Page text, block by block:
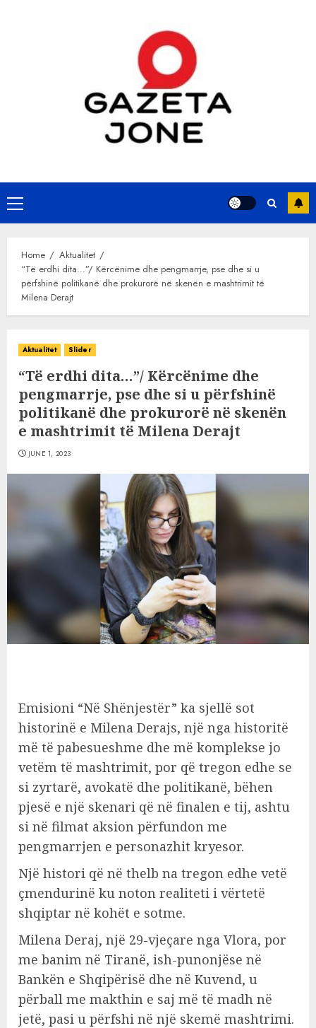
Primary
Menu
Home
Aktualitet
“Të erdhi dita…”/ Kërcënime dhe pengmarrje, pse dhe si u
përfshinë politikanë dhe prokurorë në skenën e mashtrimit të
Milena Derajt
Aktualitet Slider
“Të erdhi dita…”/ Kërcënime dhe
pengmarrje, pse dhe si u përfshinë
politikanë dhe prokurorë në skenën
e mashtrimit të Milena Derajt
JUNE 1, 2023
Emisioni “Në Shënjestër” ka sjellë sot
historinë e Milena Derajs, një nga historitë
më të pabesueshme dhe më komplekse jo
vetëm të mashtrimit, por që tregon edhe se
si zyrtarë, avokatë dhe politikanë, bëhen
pjesë e një skenari që në finalen e tij, ashtu
si në filmat aksion përfundon me
pengmarrjen e personazhit kryesor.
Një histori që në thelb na tregon edhe vetë
çmendurinë ku noton realiteti i vërtetë
shqiptar në kohët e sotme.
Milena Deraj, një 29-vjeçare nga Vlora, por
me banim në Tiranë, ish-punonjëse në
Bankën e Shqipërisë dhe në Kuvend, u
përball me makthin e saj më të madh në
jetë, pasi u përfshi në një skemë mashtrimi.